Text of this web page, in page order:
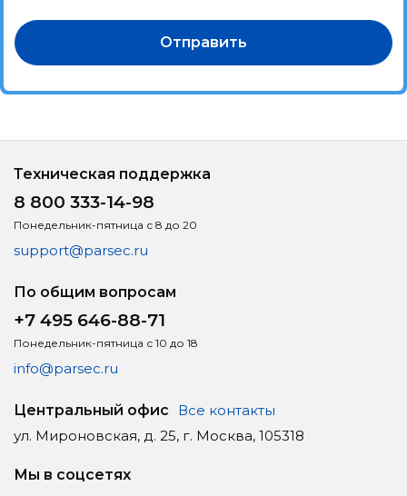
Отправить
Техническая поддержка
8 800 333-14-98
Понедельник-пятница с 8 до 20
support@parsec.ru
По общим вопросам
+7 495 646-88-71
Понедельник-пятница с 10 до 18
info@parsec.ru
Центральный офис
Все контакты
ул. Мироновская, д. 25, г. Москва, 105318
Мы в соцсетях